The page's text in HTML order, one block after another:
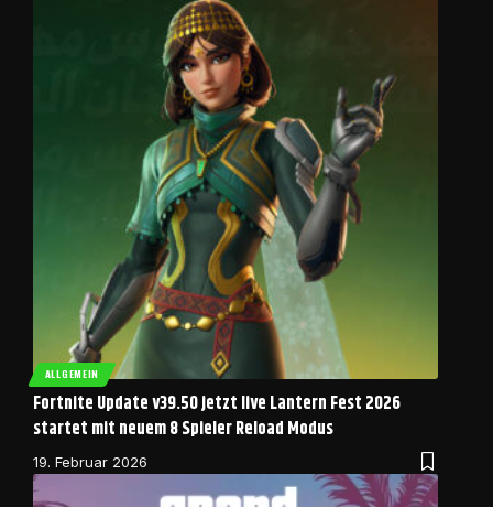
ALLGEMEIN
Fortnite Update v39.50 jetzt live Lantern Fest 2026
startet mit neuem 8 Spieler Reload Modus
19. Februar 2026